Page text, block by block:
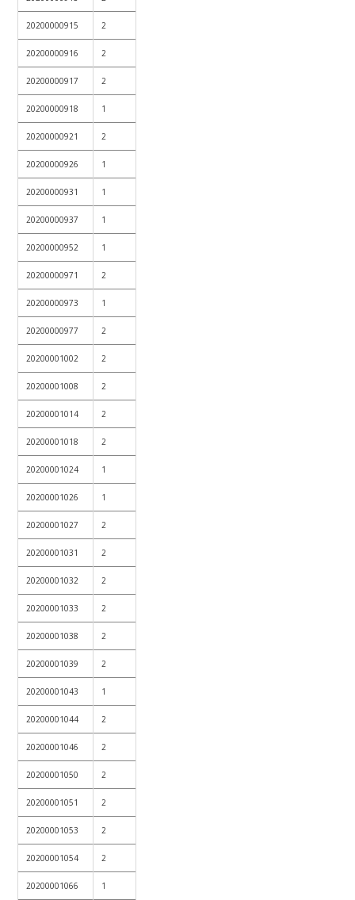
20200000915 2
20200000916 2
20200000917 2
20200000918 1
20200000921 2
20200000926 1
20200000931 1
20200000937 1
20200000952 1
20200000971 2
20200000973 1
20200000977 2
20200001002 2
20200001008 2
20200001014 2
20200001018 2
20200001024 1
20200001026 1
20200001027 2
20200001031 2
20200001032 2
20200001033 2
20200001038 2
20200001039 2
20200001043 1
20200001044 2
20200001046 2
20200001050 2
20200001051 2
20200001053 2
20200001054 2
20200001066 1